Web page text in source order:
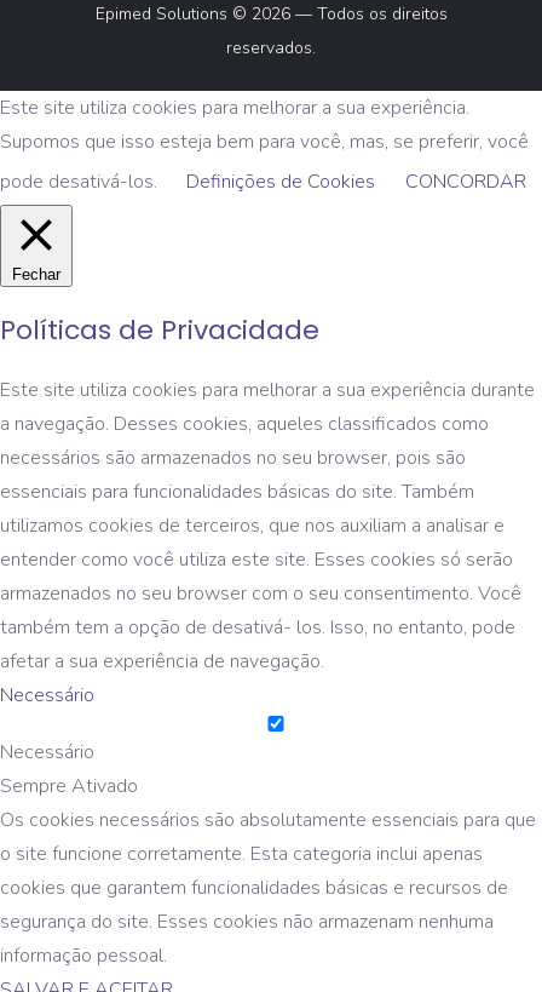
Epimed Solutions © 2026 — Todos os direitos
reservados.
Este site utiliza cookies para melhorar a sua experiência.
Supomos que isso esteja bem para você, mas, se preferir, você
pode desativá-los.
Definições de Cookies CONCORDAR
Fechar
Políticas de Privacidade
Este site utiliza cookies para melhorar a sua experiência durante
a navegação. Desses cookies, aqueles classificados como
necessários são armazenados no seu browser, pois são
essenciais para funcionalidades básicas do site. Também
utilizamos cookies de terceiros, que nos auxiliam a analisar e
entender como você utiliza este site. Esses cookies só serão
armazenados no seu browser com o seu consentimento. Você
também tem a opção de desativá- los. Isso, no entanto, pode
afetar a sua experiência de navegação.
Necessário
Necessário
Sempre Ativado
Os cookies necessários são absolutamente essenciais para que
o site funcione corretamente. Esta categoria inclui apenas
cookies que garantem funcionalidades básicas e recursos de
segurança do site. Esses cookies não armazenam nenhuma
informação pessoal.